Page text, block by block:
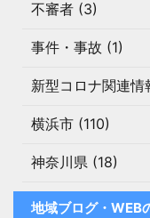
不審者 (3)
事件・事故 (1)
新型コロナ関連
横浜市 (110)
神奈川県 (18)
地域ブログ・WEB